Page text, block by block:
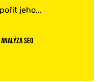
jeho...
Analýza SEO